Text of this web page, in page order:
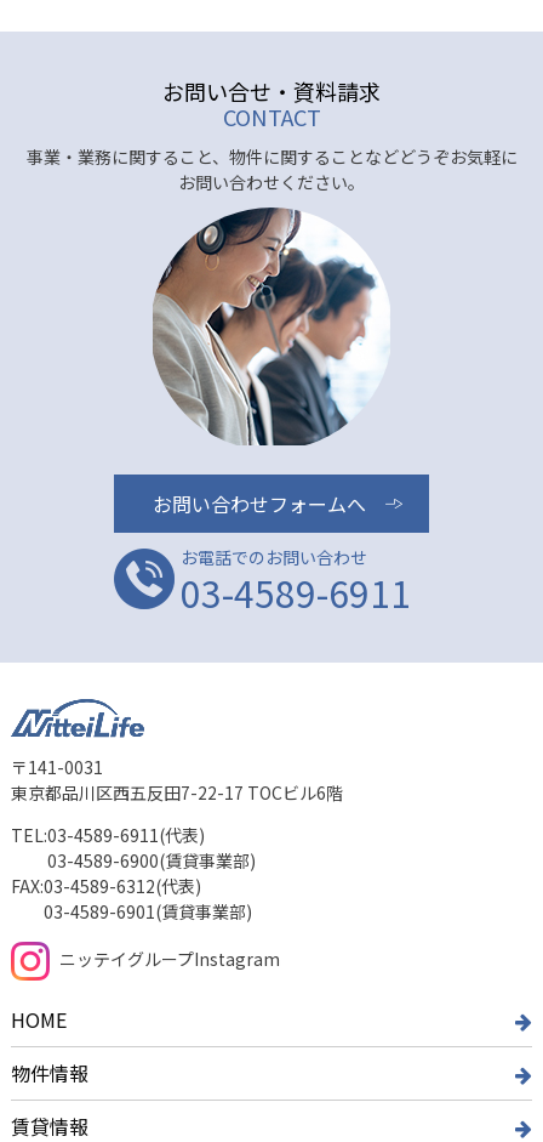
お問い合せ・資料請求
CONTACT
事業・業務に関すること、物件に関することなどどうぞお気軽に
お問い合わせください。
お問い合わせフォームへ
お電話でのお問い合わせ
03-4589-6911
〒141-0031
東京都品川区西五反田7-22-17 TOCビル6階
TEL:03-4589-6911(代表)
03-4589-6900(賃貸事業部)
FAX:03-4589-6312(代表)
03-4589-6901(賃貸事業部)
ニッテイグループInstagram
HOME
物件情報
賃貸情報